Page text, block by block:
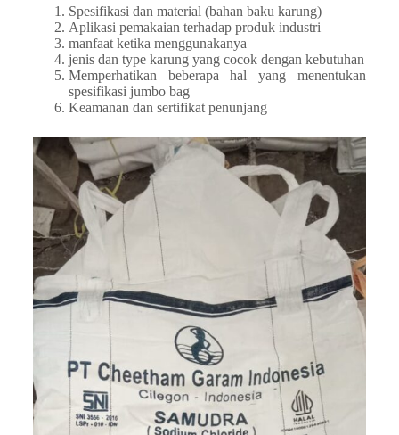
Spesifikasi dan material (bahan baku karung)
Aplikasi pemakaian terhadap produk industri
manfaat ketika menggunakanya
jenis dan type karung yang cocok dengan kebutuhan
Memperhatikan beberapa hal yang menentukan
spesifikasi jumbo bag
Keamanan dan sertifikat penunjang